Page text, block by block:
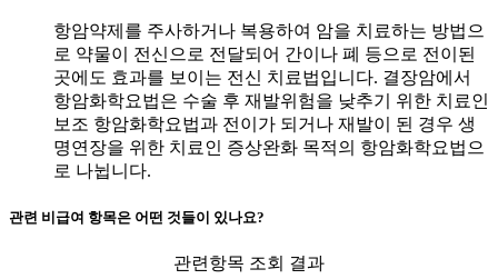
항암약제를 주사하거나 복용하여 암을 치료하는 방법으
로 약물이 전신으로 전달되어 간이나 폐 등으로 전이된
곳에도 효과를 보이는 전신 치료법입니다. 결장암에서
항암화학요법은 수술 후 재발위험을 낮추기 위한 치료인
보조 항암화학요법과 전이가 되거나 재발이 된 경우 생
명연장을 위한 치료인 증상완화 목적의 항암화학요법으
로 나뉩니다.
관련 비급여 항목은 어떤 것들이 있나요?
관련항목 조회 결과